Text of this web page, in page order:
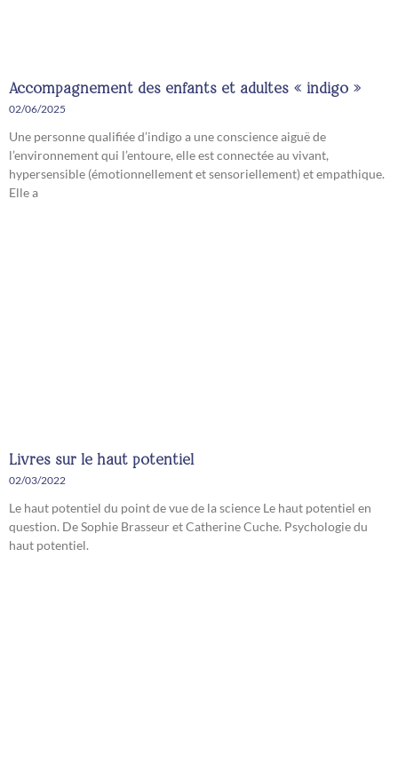
Accompagnement des enfants et adultes « indigo »
02/06/2025
Une personne qualifiée d’indigo a une conscience aiguë de
l’environnement qui l’entoure, elle est connectée au vivant,
hypersensible (émotionnellement et sensoriellement) et empathique.
Elle a
Livres sur le haut potentiel
02/03/2022
Le haut potentiel du point de vue de la science Le haut potentiel en
question. De Sophie Brasseur et Catherine Cuche. Psychologie du
haut potentiel.